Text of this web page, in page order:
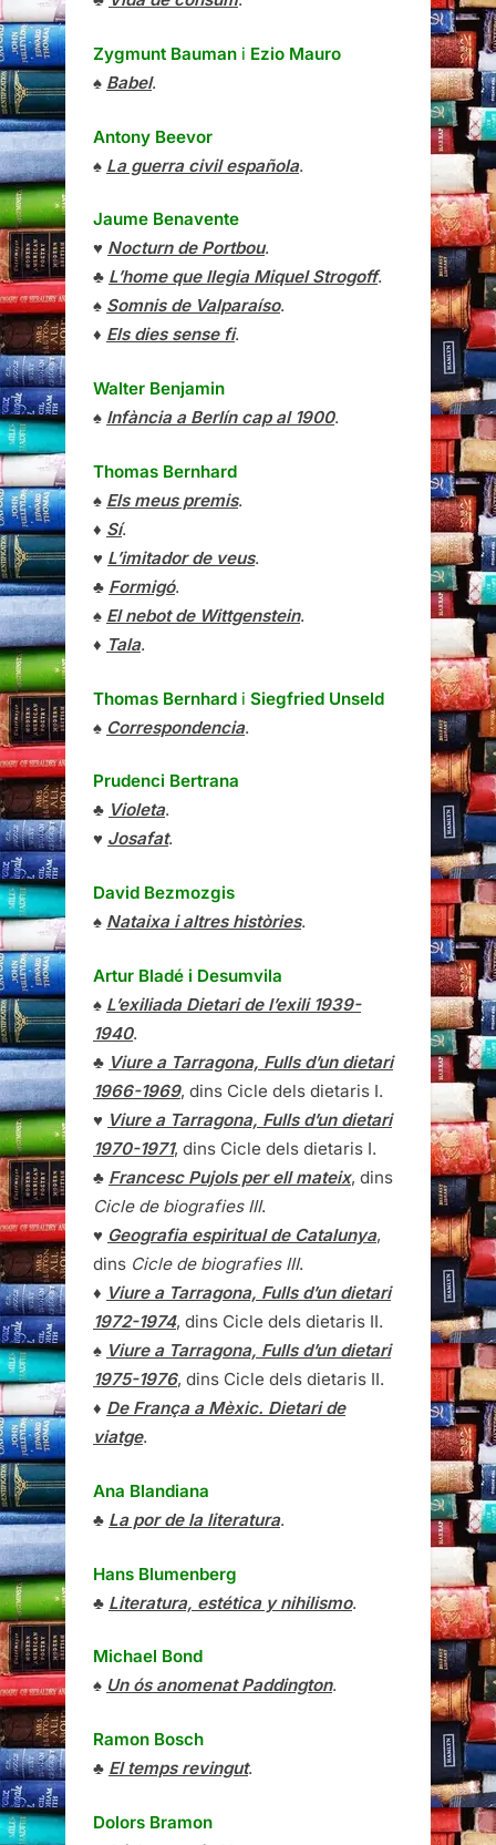
Zygmunt Bauman i Ezio Mauro
♠ Babel.
Antony Beevor
♠ La guerra civil española.
Jaume Benavente
♥ Nocturn de Portbou.
♣ L’home que llegia Miquel Strogoff.
♠ Somnis de Valparaíso.
♦ Els dies sense fi.
Walter Benjamin
♠ Infància a Berlín cap al 1900.
Thomas Bernhard
♠ Els meus premis.
♦ Sí.
♥ L’imitador de veus.
♣ Formigó.
♠ El nebot de Wittgenstein.
♦ Tala.
Thomas Bernhard i Siegfried Unseld
♠ Correspondencia.
Prudenci Bertrana
♣ Violeta.
♥ Josafat.
David Bezmozgis
♠ Nataixa i altres històries.
Artur Bladé i Desumvila
♠ L’exiliada Dietari de l’exili 1939-
1940.
♣ Viure a Tarragona, Fulls d’un dietari
1966-1969, dins Cicle dels dietaris I.
♥ Viure a Tarragona, Fulls d’un dietari
1970-1971, dins Cicle dels dietaris I.
♣ Francesc Pujols per ell mateix, dins
Cicle de biografies III.
♥ Geografia espiritual de Catalunya,
dins Cicle de biografies III.
♦ Viure a Tarragona, Fulls d’un dietari
1972-1974, dins Cicle dels dietaris II.
♠ Viure a Tarragona, Fulls d’un dietari
1975-1976, dins Cicle dels dietaris II.
♦ De França a Mèxic. Dietari de
viatge.
Ana Blandiana
♣ La por de la literatura.
Hans Blumenberg
♣ Literatura, estética y nihilismo.
Michael Bond
♠ Un ós anomenat Paddington.
Ramon Bosch
♣ El temps revingut.
Dolors Bramon